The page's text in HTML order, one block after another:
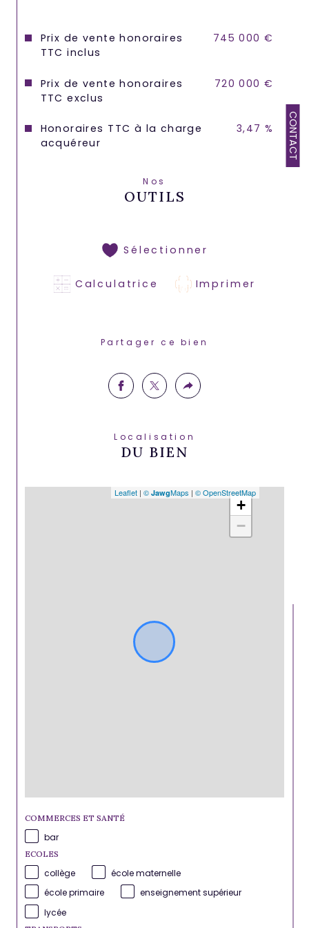
CONTACT
Prix de vente honoraires
TTC inclus
745 000 €
Prix de vente honoraires
TTC exclus
720 000 €
Honoraires TTC à la charge
acquéreur
3,47 %
Nos
OUTILS
Sélectionner
Calculatrice Imprimer
Partager ce bien
Localisation
DU BIEN
+
−
Leaflet | © JawgMaps | © OpenStreetMap
COMMERCES ET SANTÉ
bar
ECOLES
collège
école maternelle
école primaire
enseignement supérieur
lycée